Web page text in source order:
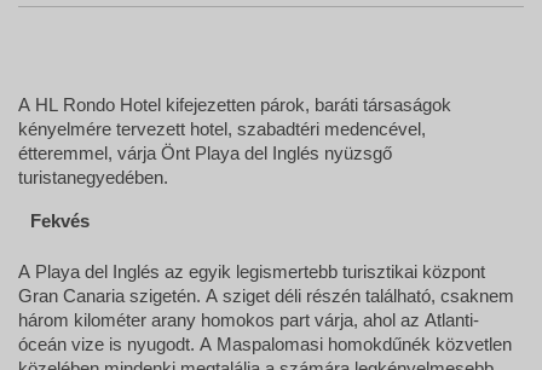
A HL Rondo Hotel kifejezetten párok, baráti társaságok
kényelmére tervezett hotel, szabadtéri medencével,
étteremmel, várja Önt Playa del Inglés nyüzsgő
turistanegyedében.
Fekvés
A Playa del Inglés az egyik legismertebb turisztikai központ
Gran Canaria szigetén. A sziget déli részén található, csaknem
három kilométer arany homokos part várja, ahol az Atlanti-
óceán vize is nyugodt. A Maspalomasi homokdűnék közvetlen